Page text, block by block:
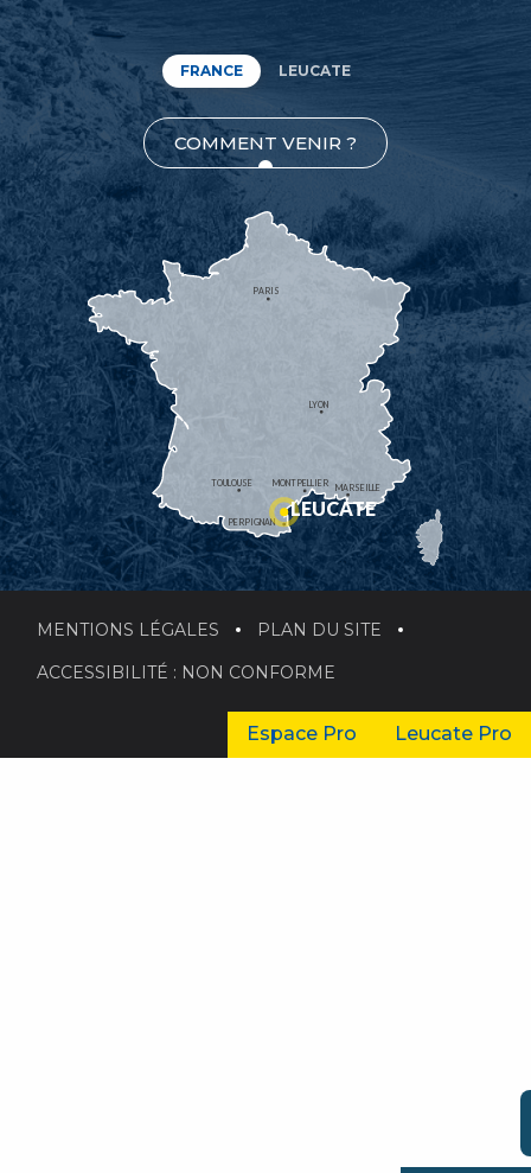
FRANCE LEUCATE
COMMENT VENIR ?
MONTPELLIER
PERPIGNAN
MARSEILLE
TOULOUSE
LYON
PARIS
LEUCATE
MENTIONS LÉGALES PLAN DU SITE
ACCESSIBILITÉ : NON CONFORME
Espace Pro Leucate Pro